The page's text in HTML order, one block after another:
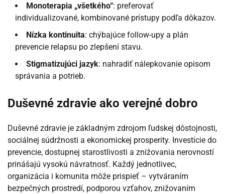
Monoterapia „všetkého“: preferovať
individualizované, kombinované prístupy podľa dôkazov.
Nízka kontinuita: chýbajúce follow-upy a plán
prevencie relapsu po zlepšení stavu.
Stigmatizujúci jazyk: nahradiť nálepkovanie opisom
správania a potrieb.
Duševné zdravie ako verejné dobro
Duševné zdravie je základným zdrojom ľudskej dôstojnosti,
sociálnej súdržnosti a ekonomickej prosperity. Investície do
prevencie, dostupnej starostlivosti a znižovania nerovností
prinášajú vysokú návratnosť. Každý jednotlivec,
organizácia i komunita môže prispieť – vytváraním
bezpečných prostredí, podporou vzťahov, znižovaním